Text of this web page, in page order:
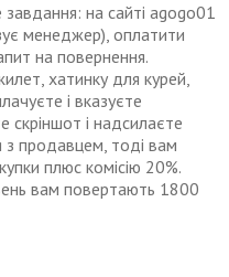
на сайті agogo01
менеджер), оплатити
на повернення.
хатинку для курей,
і вказуєте
і надсилаєте
з продавцем, тоді вам
плюс комісію 20%.
вам повертають 1800